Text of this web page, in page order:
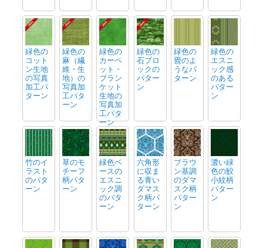
緑色の
コット
ン生地
の写真
加工パ
ターン
緑色の
麻（繊
維・生
地）の
写真加
工パタ
ーン
緑色の
カーペ
ット・
ブラン
ケット
生地の
写真加
工パタ
ーン
緑色の
石ブロ
ックの
パター
ン
緑色の
畳のよ
うなパ
ターン
緑色の
エスニ
ック感
のある
パター
ン
竹のイ
ラスト
のパタ
ーン
草のモ
チーフ
柄パタ
ーン
緑色ベ
ースの
エスニ
ック調
のパタ
ーン
六角形
に収ま
る青い
ダマス
ク柄パ
ターン
ブラウ
ン基調
のダマ
スク柄
パター
ン
濃い緑
色の鮫
小紋柄
パター
ン